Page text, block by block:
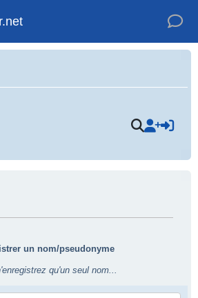
un nom/pseudonyme
qu'un seul nom...